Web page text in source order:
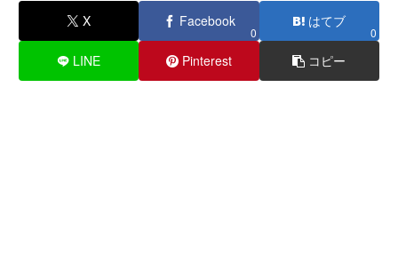
X Facebook
0
はてブ
0
LINE Pinterest コピー